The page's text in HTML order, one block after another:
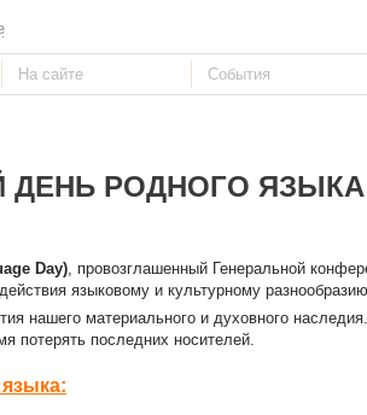
РОДНОГО ЯЗЫКА
Day), провозглашенный Генеральной
языковому и культурному
нашего материального и духовного
потерять последних носителей.